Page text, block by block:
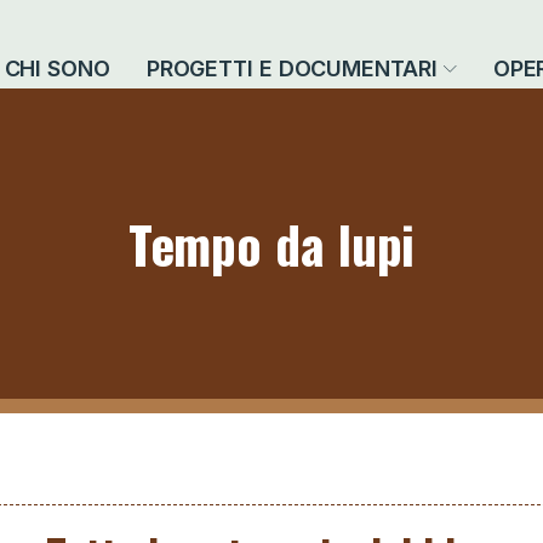
CHI SONO PROGETTI E DOCUMENTARI
Tempo da lupi